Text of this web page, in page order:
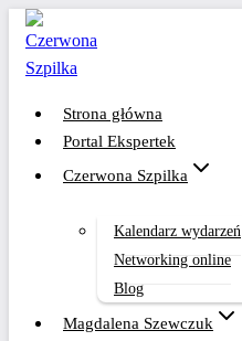
Przejdź
treści
Strona główna
Portal Ekspertek
Czerwona Szpilka
Kalendarz wydarzeń
Networking online
Blog
Magdalena Szewczuk